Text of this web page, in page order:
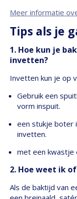
Meer informatie
Tips als je
1. Hoe kun je
invetten?
Invetten kun je op
Gebruik een
vorm inspuit.
een stukje boter
invetten.
met een kwastje
2. Hoe weet ik
Als de baktijd van